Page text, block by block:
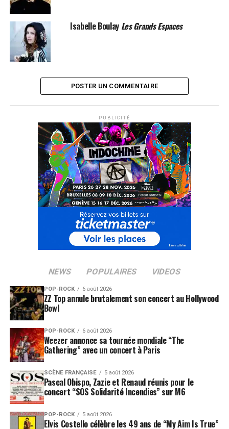
Isabelle Boulay Les Grands Espaces
POSTER UN COMMENTAIRE
PUBLICITÉ
NEWS POPULAIRES VIDEOS
POP-ROCK 6 août 2026
ZZ Top annule brutalement son concert au Hollywood
Bowl
POP-ROCK 6 août 2026
Weezer annonce sa tournée mondiale “The
Gathering” avec un concert à Paris
SCÈNE FRANÇAISE 5 août 2026
Pascal Obispo, Zazie et Renaud réunis pour le
concert “SOS Solidarité Incendies” sur M6
POP-ROCK 5 août 2026
Elvis Costello célèbre les 49 ans de “My Aim Is True”